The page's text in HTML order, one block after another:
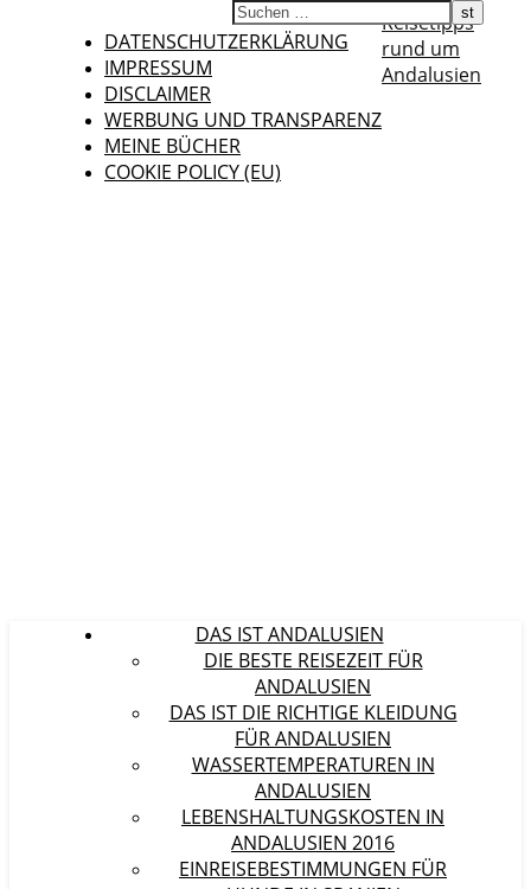
DATENSCHUTZERKLÄRUNG
IMPRESSUM
DISCLAIMER
WERBUNG UND TRANSPARENZ
MEINE BÜCHER
COOKIE POLICY (EU)
Reisetipps
rund um
Andalusien
DAS IST ANDALUSIEN
DIE BESTE REISEZEIT FÜR
ANDALUSIEN
DAS IST DIE RICHTIGE KLEIDUNG
FÜR ANDALUSIEN
WASSERTEMPERATUREN IN
ANDALUSIEN
LEBENSHALTUNGSKOSTEN IN
ANDALUSIEN 2016
EINREISEBESTIMMUNGEN FÜR